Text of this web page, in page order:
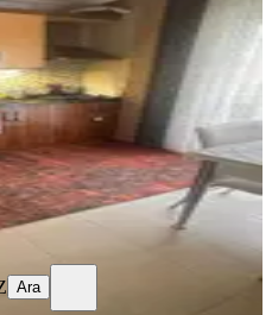
Mahallesi
1. Kat·01.04.2026
Ara